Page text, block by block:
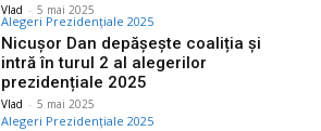
Vlad - 5 mai 2025
Alegeri Prezidențiale 2025
Nicușor Dan depășește coaliția și
intră în turul 2 al alegerilor
prezidențiale 2025
Vlad - 5 mai 2025
Alegeri Prezidențiale 2025